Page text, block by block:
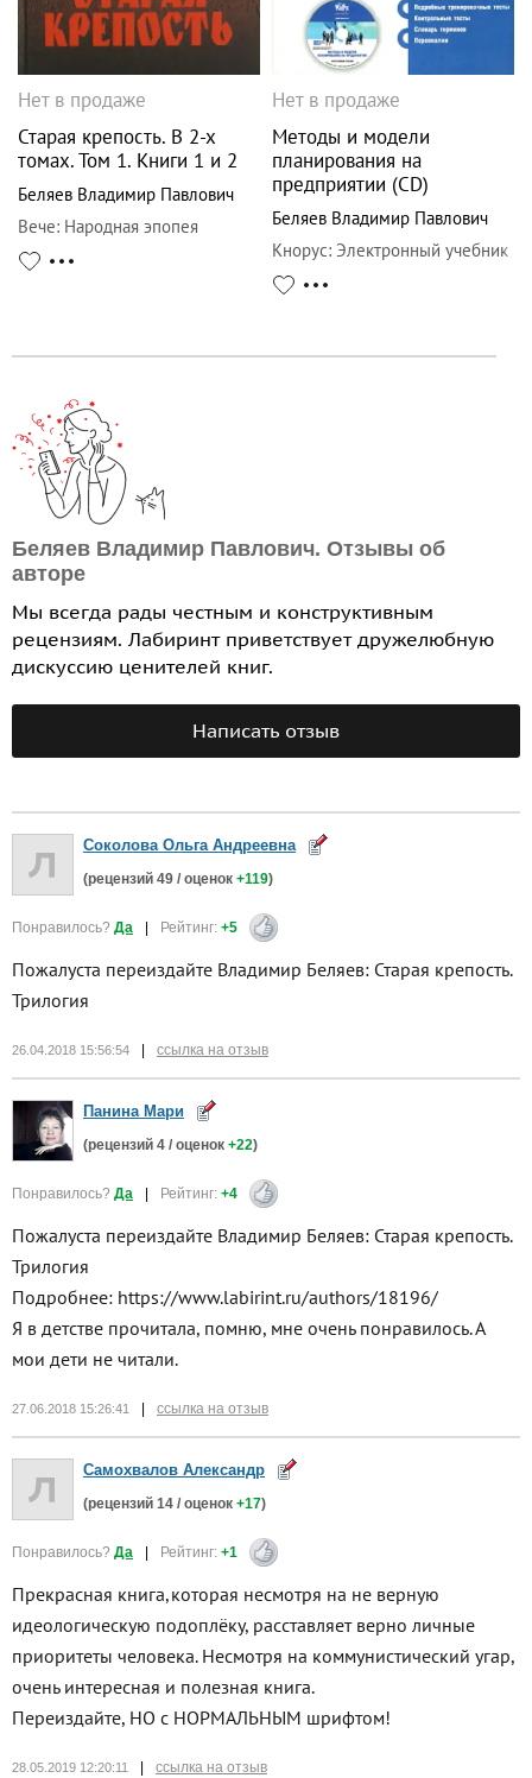
Нет в продаже
Старая крепость. В 2-х
томах. Том 1. Книги 1 и 2
Беляев Владимир Павлович
Вече: Народная эпопея
Нет в продаже
Методы и модели
планирования на
предприятии (CD)
Беляев Владимир Павлович
Кнорус: Электронный учебник
Беляев Владимир Павлович. Отзывы об
авторе
Мы всегда рады честным и конструктивным
рецензиям. Лабиринт приветствует дружелюбную
дискуссию ценителей книг.
Написать отзыв
Соколова Ольга Андреевна
(рецензий 49 / оценок +119)
Понравилось? Да | Рейтинг: +5
Пожалуста переиздайте Владимир Беляев: Старая крепость.
Трилогия
26.04.2018 15:56:54 ссылка на отзыв
Панина Мари
(рецензий 4 / оценок +22)
Понравилось? Да | Рейтинг: +4
Пожалуста переиздайте Владимир Беляев: Старая крепость.
Трилогия
Подробнее: https://www.labirint.ru/authors/18196/
Я в детстве прочитала, помню, мне очень понравилось. А
мои дети не читали.
27.06.2018 15:26:41 ссылка на отзыв
Самохвалов Александр
(рецензий 14 / оценок +17)
Понравилось? Да | Рейтинг: +1
Прекрасная книга,которая несмотря на не верную
идеологическую подоплёку, расставляет верно личные
приоритеты человека. Несмотря на коммунистический угар,
очень интересная и полезная книга.
Переиздайте, НО с НОРМАЛЬНЫМ шрифтом!
28.05.2019 12:20:11 ссылка на отзыв